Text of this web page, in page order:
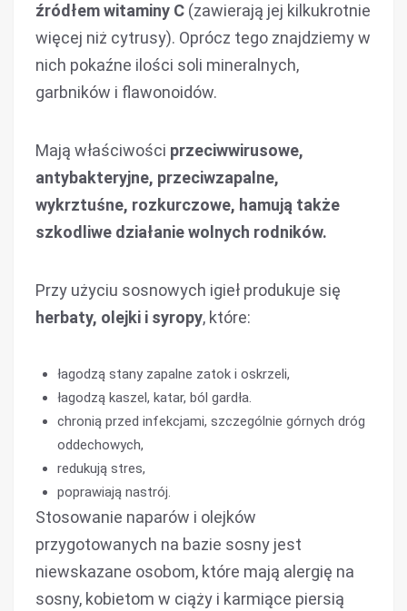
źródłem witaminy C (zawierają jej kilkukrotnie
więcej niż cytrusy). Oprócz tego znajdziemy w
nich pokaźne ilości soli mineralnych,
garbników i flawonoidów.
Mają właściwości przeciwwirusowe,
antybakteryjne, przeciwzapalne,
wykrztuśne, rozkurczowe, hamują także
szkodliwe działanie wolnych rodników.
Przy użyciu sosnowych igieł produkuje się
herbaty, olejki i syropy, które:
łagodzą stany zapalne zatok i oskrzeli,
łagodzą kaszel, katar, ból gardła.
chronią przed infekcjami, szczególnie górnych dróg
oddechowych,
redukują stres,
poprawiają nastrój.
Stosowanie naparów i olejków
przygotowanych na bazie sosny jest
niewskazane osobom, które mają alergię na
sosny, kobietom w ciąży i karmiące piersią